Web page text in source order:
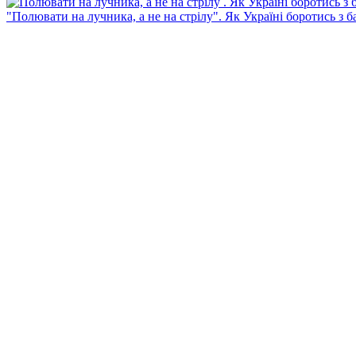
"Полювати на лучника, а не на стрілу". Як Україні боротись з